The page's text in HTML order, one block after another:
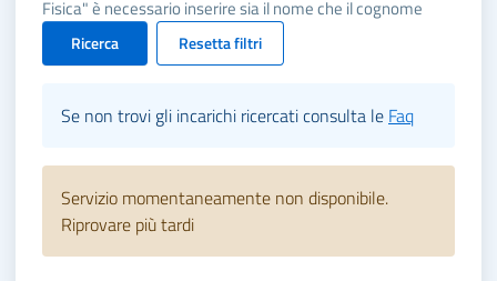
Fisica" è necessario inserire sia il nome che il cognome
Ricerca Resetta filtri
Se non trovi gli incarichi ricercati consulta le Faq
Servizio momentaneamente non disponibile.
Riprovare più tardi